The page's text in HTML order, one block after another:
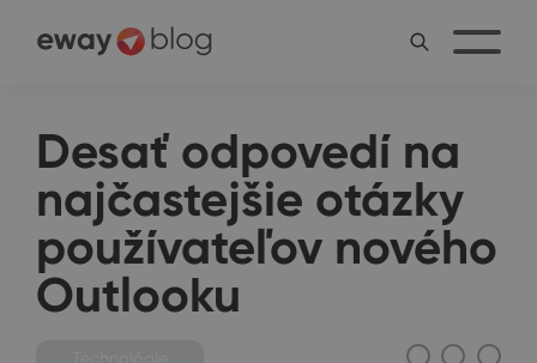
Desať odpovedí na
najčastejšie otázky
používateľov nového
Outlooku